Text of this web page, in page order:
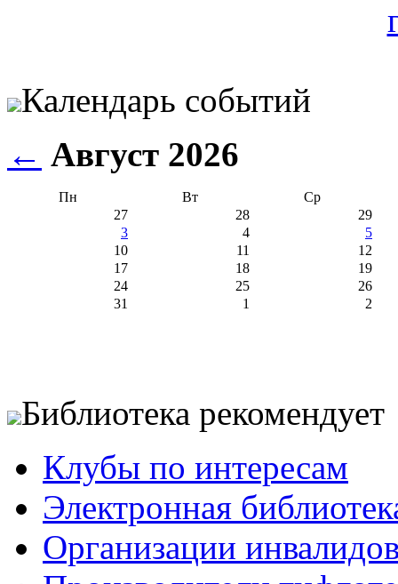
Календарь событий
← Август 2026
Пн Вт
Ср
27
28
29
3
4
5
10
11
12
17
18
19
24
25
26
31
1 2
Библиотека рекомендует
Клубы по интересам
Электронная
Организации